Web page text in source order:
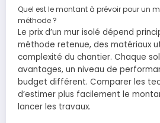
Quel est le montant à prévoir pour un
méthode ?
Le prix d’un mur isolé dépend
méthode retenue, des matériaux
complexité du chantier. Chaque
avantages, un niveau de
budget différent. Comparer les
d’estimer plus facilement le
lancer les travaux.